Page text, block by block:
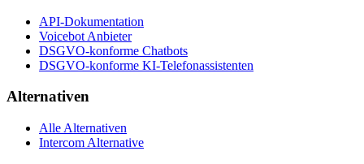
API-Dokumentation
Voicebot Anbieter
DSGVO-konforme Chatbots
DSGVO-konforme KI-Telefonassistenten
Alternativen
Alle Alternativen
Intercom Alternative